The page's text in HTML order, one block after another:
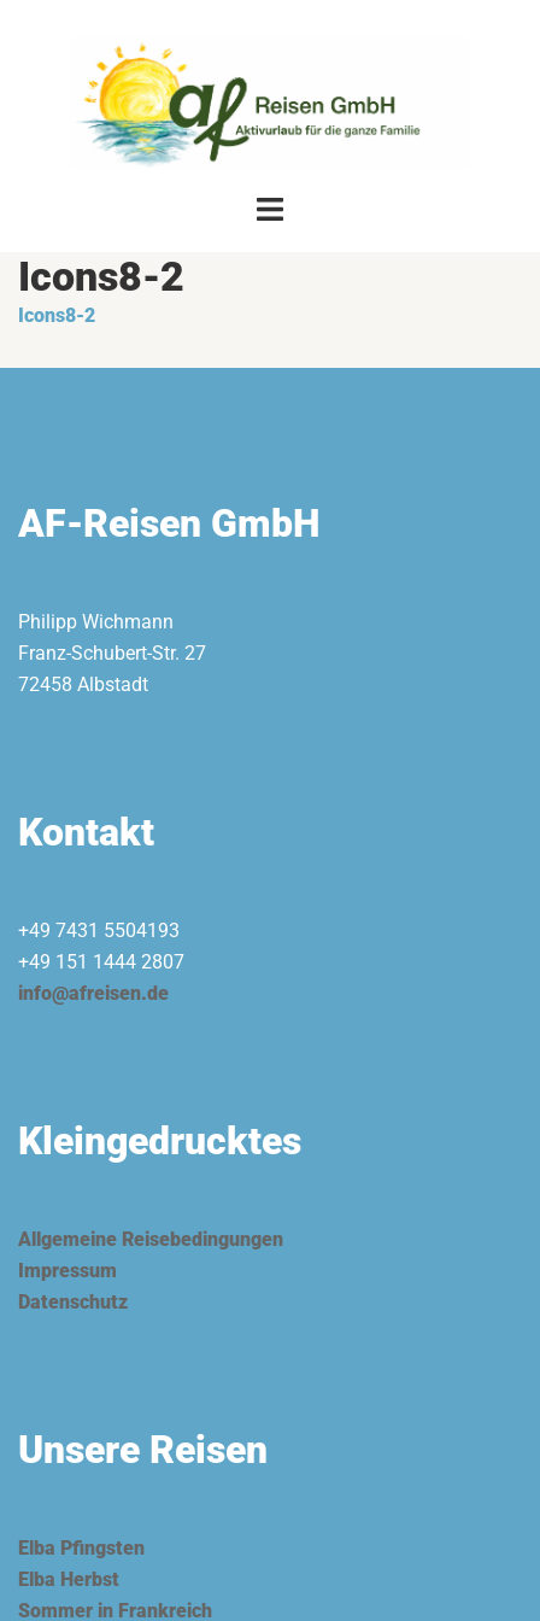
Menü
Icons8-2
Icons8-2
AF-Reisen GmbH
Philipp Wichmann
Franz-Schubert-Str. 27
72458 Albstadt
Kontakt
+49 7431 5504193
+49 151 1444 2807
info@afreisen.de
Kleingedrucktes
Allgemeine Reisebedingungen
Impressum
Datenschutz
Unsere Reisen
Elba Pfingsten
Elba Herbst
Sommer in Frankreich